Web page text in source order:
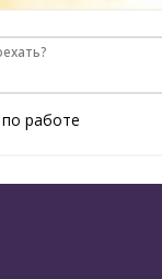
с H
работе